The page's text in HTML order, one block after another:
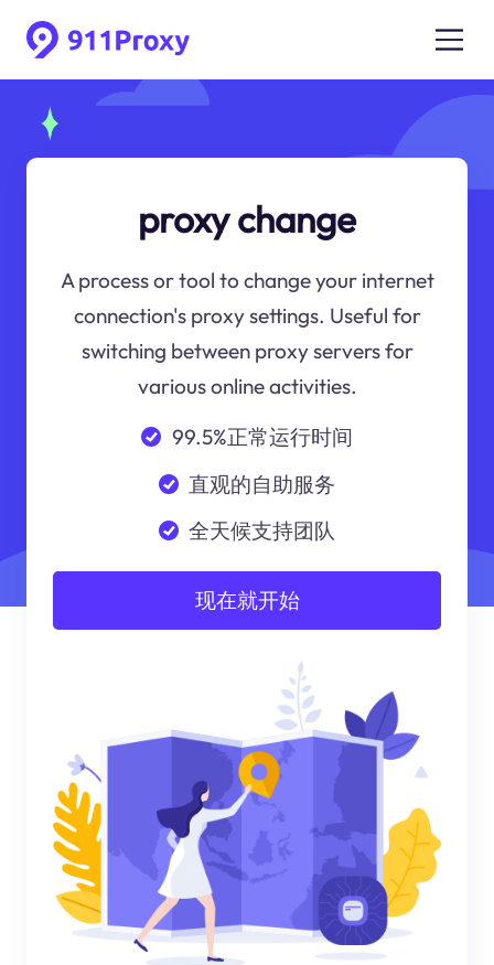
proxy change
A process or tool to change your internet
connection's proxy settings. Useful for
switching between proxy servers for
various online activities.
99.5%正常运行时间
直观的自助服务
全天候支持团队
现在就开始